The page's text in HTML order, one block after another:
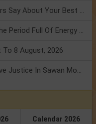
Friendship Day 2026: What The Stars Say About Your Best Friend!
Mars Transit In Gemini: Embrace The Period Full Of Energy & Intelligence
8 August, 2026
Shanivar Vrat 2026: Saturn Will Serve Justice In Sawan Month!
Calendar 2026